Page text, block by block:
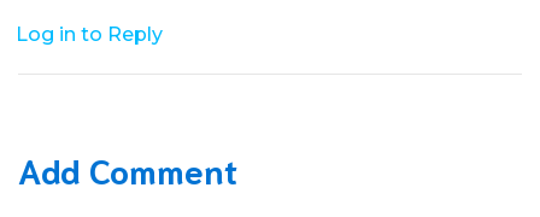
Log in to Reply
Add Comment